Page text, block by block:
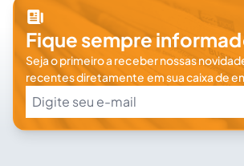
Fique sempre
Seja o primeiro a receber nossas
recentes diretamente em sua caixa de